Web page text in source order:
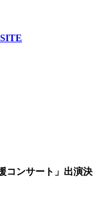
コンサート」出演決